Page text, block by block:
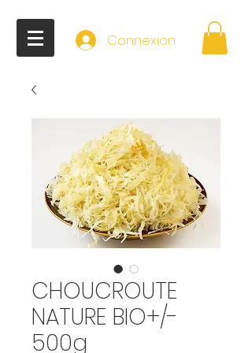
Connexion
CHOUCROUTE
NATURE BIO+/-
500g